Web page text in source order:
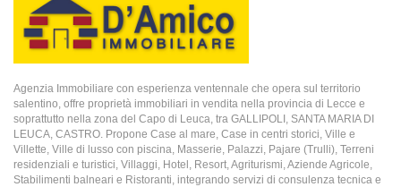
Agenzia Immobiliare con esperienza ventennale che opera sul territorio
salentino, offre proprietà immobiliari in vendita nella provincia di Lecce e
soprattutto nella zona del Capo di Leuca, tra GALLIPOLI, SANTA MARIA DI
LEUCA, CASTRO. Propone Case al mare, Case in centri storici, Ville e
Villette, Ville di lusso con piscina, Masserie, Palazzi, Pajare (Trulli), Terreni
residenziali e turistici, Villaggi, Hotel, Resort, Agriturismi, Aziende Agricole,
Stabilimenti balneari e Ristoranti, integrando servizi di consulenza tecnica e